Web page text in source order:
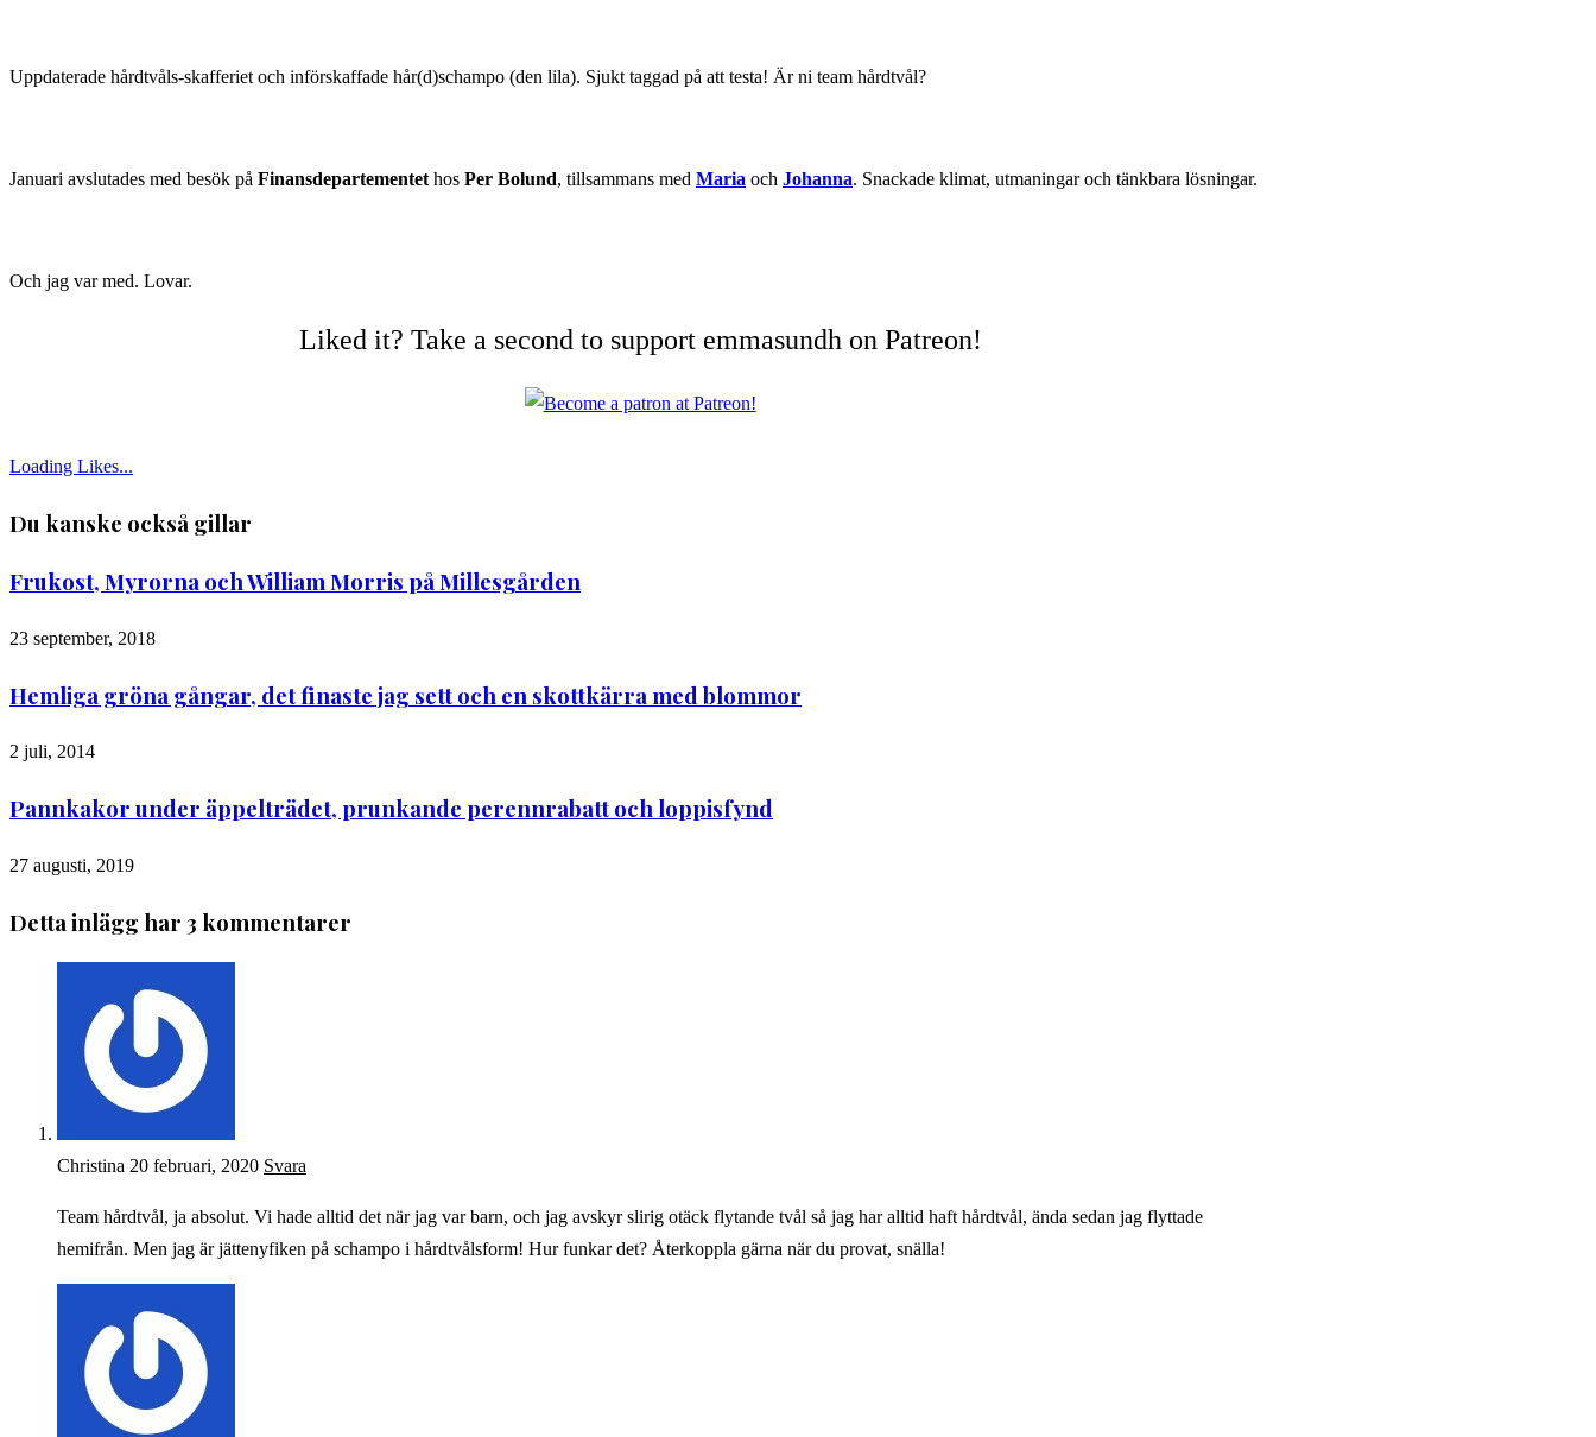
Uppdaterade hårdtvåls-skafferiet och införskaffade hår(d)schampo (den lila). Sjukt taggad på att testa! Är ni team hårdtvål?
Januari avslutades med besök på Finansdepartementet hos Per Bolund, tillsammans med Maria och Johanna. Snackade klimat, utmaningar och tänkbara lösningar.
Och jag var med. Lovar.
Liked it? Take a second to support emmasundh on Patreon!
Loading Likes...
Du kanske också gillar
Frukost, Myrorna och William Morris på Millesgården
23 september, 2018
Hemliga gröna gångar, det finaste jag sett och en skottkärra med blommor
2 juli, 2014
Pannkakor under äppelträdet, prunkande perennrabatt och loppisfynd
27 augusti, 2019
Detta inlägg har 3 kommentarer
Christina 20 februari, 2020 Svara
Team hårdtvål, ja absolut. Vi hade alltid det när jag var barn, och jag avskyr slirig otäck flytande tvål så jag har alltid haft hårdtvål, ända sedan jag flyttade
hemifrån. Men jag är jättenyfiken på schampo i hårdtvålsform! Hur funkar det? Återkoppla gärna när du provat, snälla!